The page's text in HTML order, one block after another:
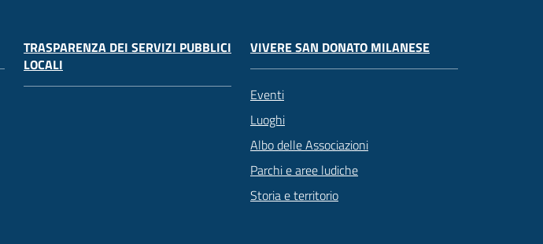
TRASPARENZA DEI SERVIZI PUBBLICI
LOCALI
VIVERE SAN DONATO MILANESE
Eventi
Luoghi
Albo delle Associazioni
Parchi e aree ludiche
Storia e territorio